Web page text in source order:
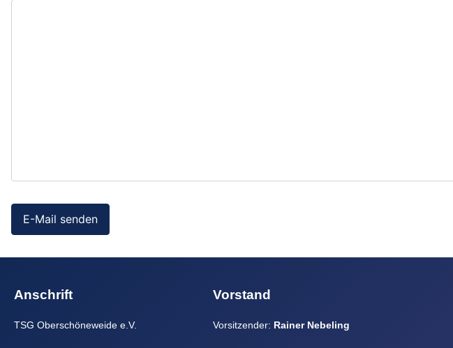
E-Mail senden
Anschrift
TSG Oberschöneweide e.V.
Vorstand
Vorsitzender: Rainer Nebeling